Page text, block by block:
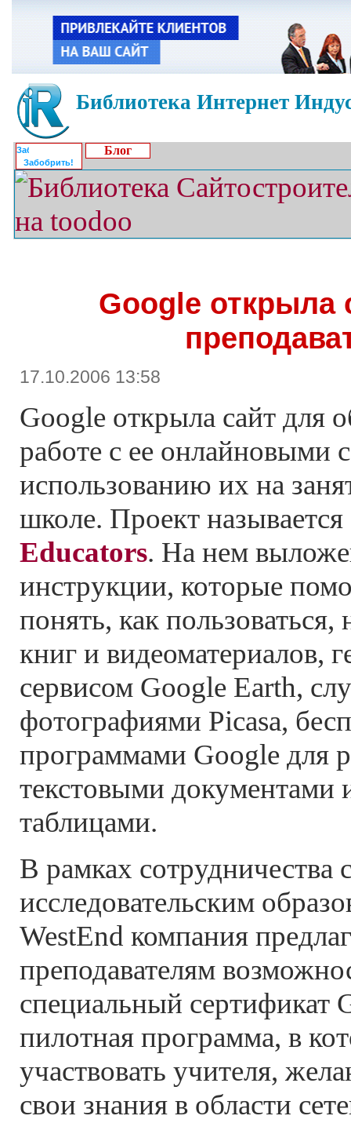
Библиотека Интернет
Забобрить!
Блог
Google открыла
17.10.2006 13:58
Google открыла сайт для
работе с ее онлайновыми
использованию их на
школе. Проект называется
Educators. На нем
инструкции, которые
понять, как
книг и видеоматериалов,
сервисом Google Earth,
фотографиями Picasa,
программами Google для
текстовыми документами
таблицами.
В рамках сотрудничества
исследовательским
WestEnd компания
преподавателям
специальный сертификат
пилотная программа, в
участвовать учителя,
свои знания в области